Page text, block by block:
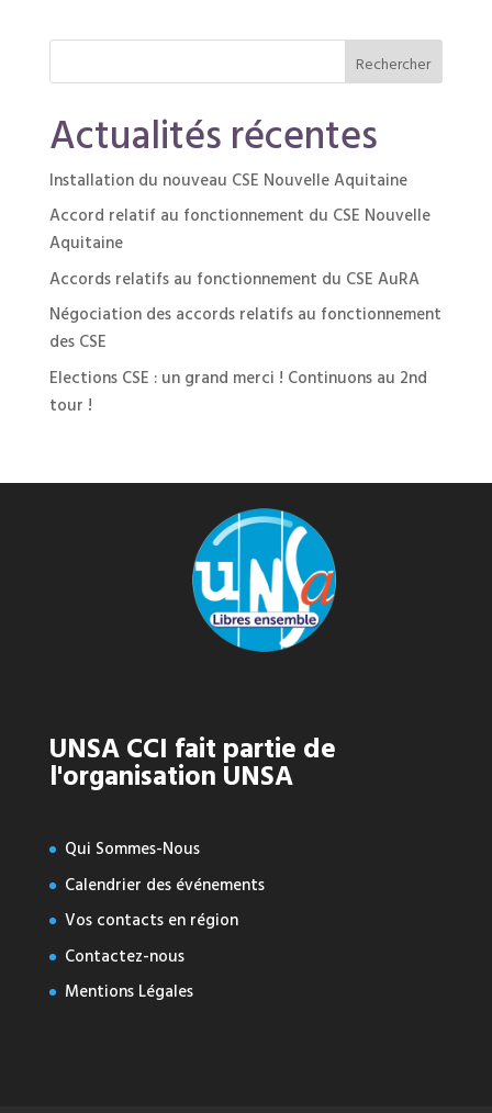
Rechercher
Actualités récentes
Installation du nouveau CSE Nouvelle Aquitaine
Accord relatif au fonctionnement du CSE Nouvelle
Aquitaine
Accords relatifs au fonctionnement du CSE AuRA
Négociation des accords relatifs au fonctionnement
des CSE
Elections CSE : un grand merci ! Continuons au 2nd
tour !
UNSA CCI fait partie de
l'organisation UNSA
Qui Sommes-Nous
Calendrier des événements
Vos contacts en région
Contactez-nous
Mentions Légales